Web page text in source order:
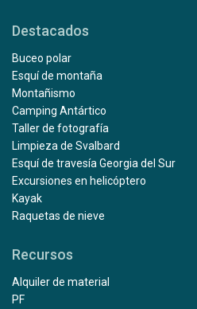
Destacados
Buceo polar
Esquí de montaña
Montañismo
Camping Antártico
Taller de fotografía
Limpieza de Svalbard
Esquí de travesía Georgia del Sur
Excursiones en helicóptero
Kayak
Raquetas de nieve
Recursos
Alquiler de material
PF